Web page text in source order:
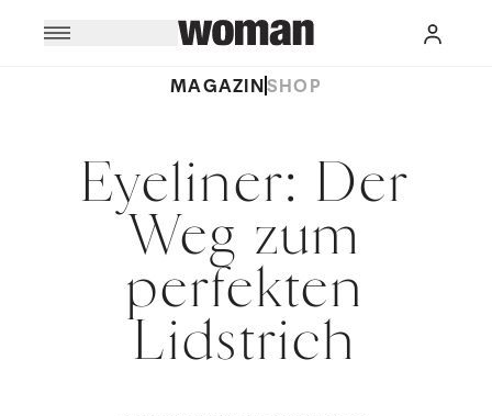
MAGAZINSHOP
Eyeliner: Der
Weg zum
perfekten
Lidstrich